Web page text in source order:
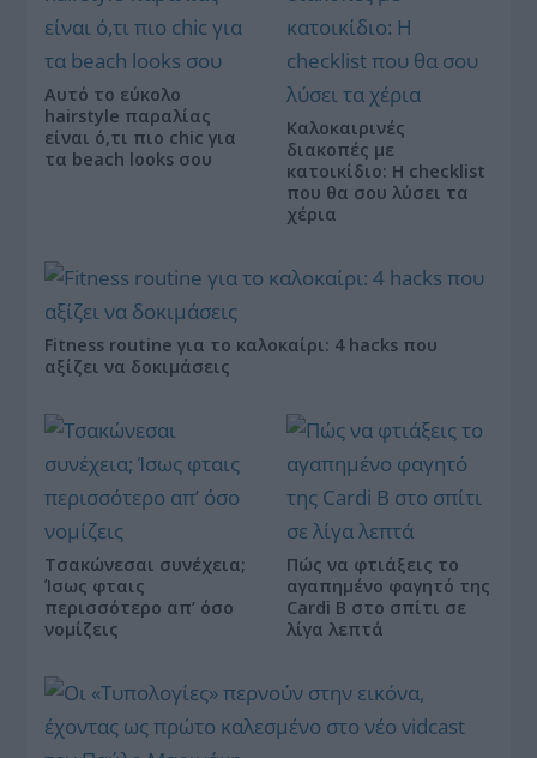
Αυτό το εύκολο
hairstyle παραλίας
είναι ό,τι πιο chic για
τα beach looks σου
Καλοκαιρινές
διακοπές με
κατοικίδιο: Η checklist
που θα σου λύσει τα
χέρια
Fitness routine για το καλοκαίρι: 4 hacks που
αξίζει να δοκιμάσεις
Τσακώνεσαι συνέχεια;
Ίσως φταις
περισσότερο απ’ όσο
νομίζεις
Πώς να φτιάξεις το
αγαπημένο φαγητό της
Cardi B στο σπίτι σε
λίγα λεπτά